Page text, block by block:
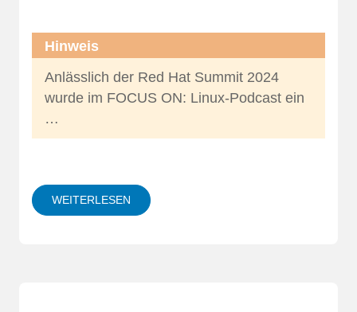
Hinweis
Anlässlich der Red Hat Summit 2024
wurde im FOCUS ON: Linux-Podcast ein
…
WEITERLESEN